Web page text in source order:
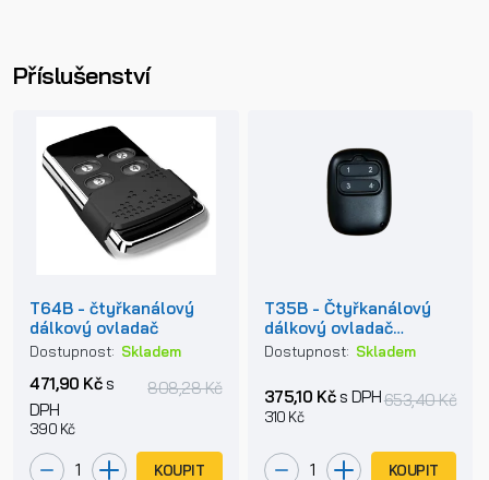
Příslušenství
T64B - čtyřkanálový
dálkový ovladač
Dostupnost: Skladem
471,90 Kčs
DPH
390 Kč
808,28 Kč
KOUPIT
T35B - Čtyřkanálový
dálkový ovladač
433MHz
Dostupnost: Skladem
375,10 Kčs DPH
310 Kč
653,40 Kč
KOUPIT